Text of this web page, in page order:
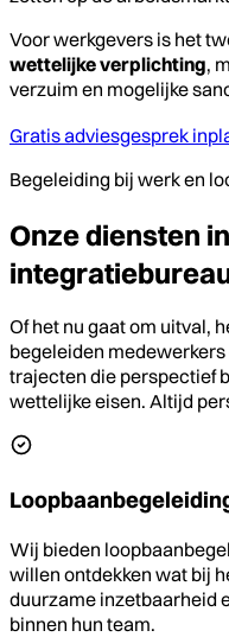
Voor werkgevers is het
wettelijke verplichting,
verzuim en mogelijke
Gratis adviesgesprek
Begeleiding bij werk en
Onze diensten
Of het nu gaat om uitval,
begeleiden
trajecten die perspectief
wettelijke eisen. Altijd
Wij bieden
willen ontdekken wat bij
duurzame inzetbaarheid
binnen hun team.